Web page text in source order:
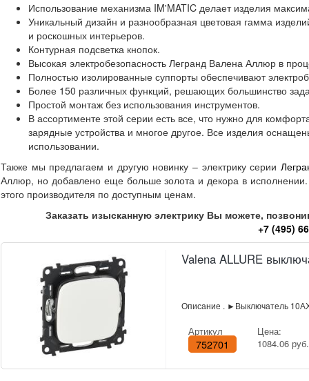
Использование механизма IM'MATIC делает изделия
Уникальный дизайн и разнообразная цветовая гамма
и роскошных интерьеров.
Контурная подсветка кнопок.
Высокая электробезопасность Легранд Валена Аллюр в
Полностью изолированные суппорты обеспечивают
Более 150 различных функций, решающих большинство
Простой монтаж без использования инструментов.
В ассортименте этой серии есть все, что нужно для
зарядные устройства и многое другое. Все изделия
использовании.
Также мы предлагаем и другую новинку – электрику серии
Аллюр, но добавлено еще больше золота и декора в
этого производителя по доступным ценам.
Заказать изысканную электрику Вы можете,
+7 (495)
Valena ALLURE
Описание . ►Выключатель
Артикул
752701
Цена:
1084.06 руб.